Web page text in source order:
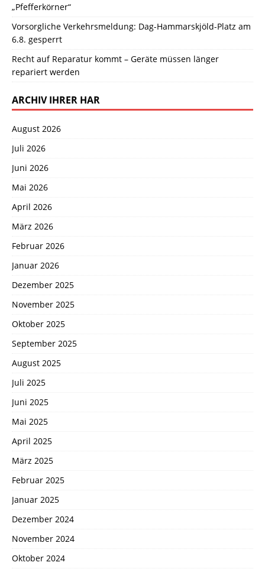
„Pfefferkörner“
Vorsorgliche Verkehrsmeldung: Dag-Hammarskjöld-Platz am
6.8. gesperrt
Recht auf Reparatur kommt – Geräte müssen länger
repariert werden
ARCHIV IHRER HAR
August 2026
Juli 2026
Juni 2026
Mai 2026
April 2026
März 2026
Februar 2026
Januar 2026
Dezember 2025
November 2025
Oktober 2025
September 2025
August 2025
Juli 2025
Juni 2025
Mai 2025
April 2025
März 2025
Februar 2025
Januar 2025
Dezember 2024
November 2024
Oktober 2024